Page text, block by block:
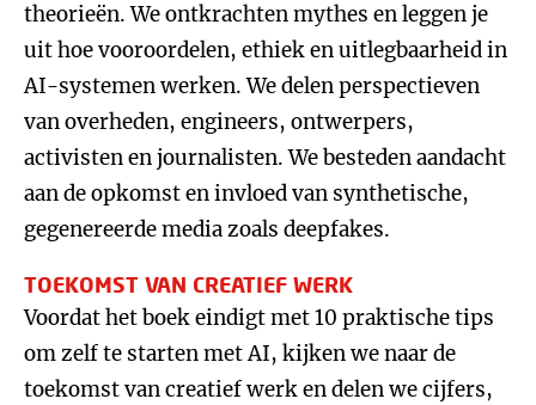
theorieën. We ontkrachten mythes en leggen je
uit hoe vooroordelen, ethiek en uitlegbaarheid in
AI-systemen werken. We delen perspectieven
van overheden, engineers, ontwerpers,
activisten en journalisten. We besteden aandacht
aan de opkomst en invloed van synthetische,
gegenereerde media zoals deepfakes.
TOEKOMST VAN CREATIEF WERK
Voordat het boek eindigt met 10 praktische tips
om zelf te starten met AI, kijken we naar de
toekomst van creatief werk en delen we cijfers,